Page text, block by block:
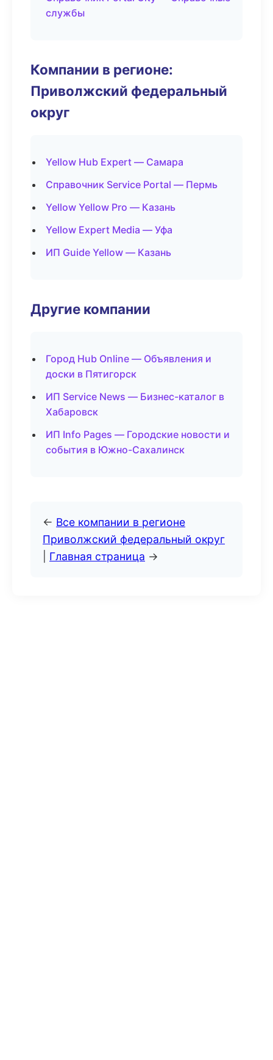
службы
Компании в регионе:
Приволжский федеральный
округ
Yellow Hub Expert — Самара
Справочник Service Portal — Пермь
Yellow Yellow Pro — Казань
Yellow Expert Media — Уфа
ИП Guide Yellow — Казань
Другие компании
Город Hub Online — Объявления и
доски в Пятигорск
ИП Service News — Бизнес-каталог в
Хабаровск
ИП Info Pages — Городские новости и
события в Южно-Сахалинск
← Все компании в регионе
Приволжский федеральный округ
Главная страница →